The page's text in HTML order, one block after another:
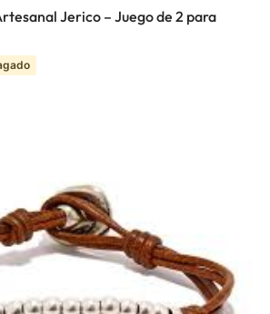
Jerico – Juego de 2 para